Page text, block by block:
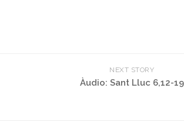
NEXT STORY
Àudio: Sant Lluc 6,12-19